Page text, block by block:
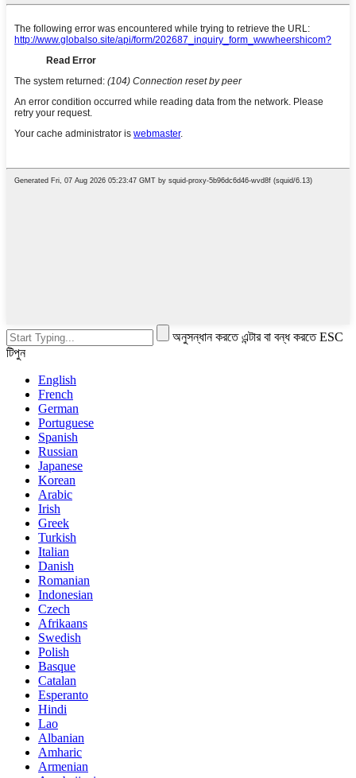
অনুসন্ধান করতে এন্টার বা বন্ধ করতে ESC
টিপুন
English
French
German
Portuguese
Spanish
Russian
Japanese
Korean
Arabic
Irish
Greek
Turkish
Italian
Danish
Romanian
Indonesian
Czech
Afrikaans
Swedish
Polish
Basque
Catalan
Esperanto
Hindi
Lao
Albanian
Amharic
Armenian